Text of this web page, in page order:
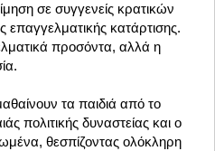
σε συγγενείς κρατικών
κατάρτισης.
προσόντα, αλλά η
τα παιδιά από το
πολιτικής δυναστείας και ο
θεσπίζοντας ολόκληρη